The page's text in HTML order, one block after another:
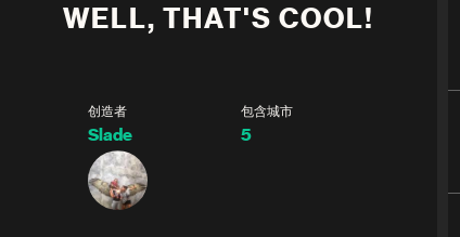
WELL, THAT'S COOL!
创造者
Slade
包含城市
5